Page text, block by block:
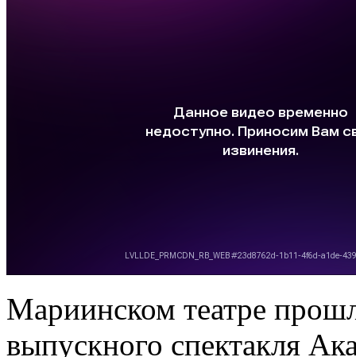
Мариинском театре
выпускного спектакля